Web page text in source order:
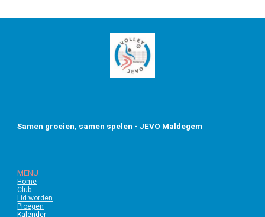
Samen groeien, samen spelen - JEVO Maldegem
MENU
Home
Club
Lid worden
Ploegen
Kalender